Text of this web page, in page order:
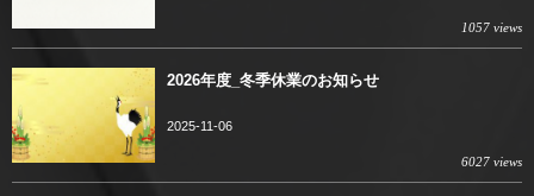
1057 views
2026年度_冬季休業のお知らせ
2025-11-06
6027 views